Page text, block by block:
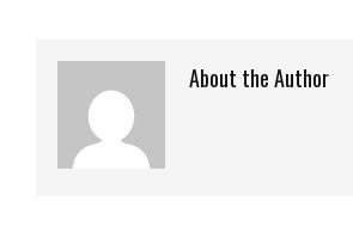
About the Author